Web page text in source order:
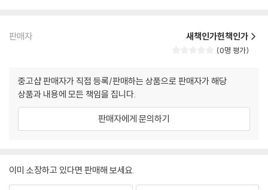
판매자 새책인가헌책인가
0명 평가
중고샵 판매자가 직접 등록/판매하는 상품으로 판매자가 해당
상품과 내용에 모든 책임을 집니다.
판매자에게 문의하기
이미 소장하고 있다면 판매해 보세요.